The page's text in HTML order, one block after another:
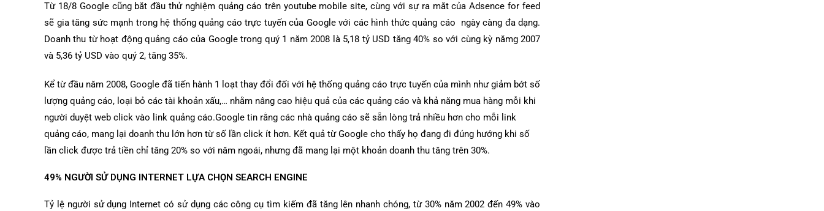
Từ 18/8 Google cũng bắt đầu thử nghiệm quảng cáo trên youtube mobile site, cùng với sự ra mắt của Adsence for feed
sẽ gia tăng sức mạnh trong hệ thống quảng cáo trực tuyến của Google với các hình thức quảng cáo ngày càng đa dạng.
Doanh thu từ hoạt động quảng cáo của Google trong quý 1 năm 2008 là 5,18 tỷ USD tăng 40% so với cùng kỳ nămg 2007
và 5,36 tỷ USD vào quý 2, tăng 35%.
Kể từ đầu năm 2008, Google đã tiến hành 1 loạt thay đổi đối với hệ thống quảng cáo trực tuyến của mình như giảm bớt số
lượng quảng cáo, loại bỏ các tài khoản xấu,… nhằm nâng cao hiệu quả của các quảng cáo và khả năng mua hàng mỗi khi
người duyệt web click vào link quảng cáo.Google tin rằng các nhà quảng cáo sẽ sẵn lòng trả nhiều hơn cho mỗi link
quảng cáo, mang lại doanh thu lớn hơn từ số lần click ít hơn. Kết quả từ Google cho thấy họ đang đi đúng hướng khi số
lần click được trả tiền chỉ tăng 20% so với năm ngoái, nhưng đã mang lại một khoản doanh thu tăng trên 30%.
49% NGƯỜI SỬ DỤNG INTERNET LỰA CHỌN SEARCH ENGINE
Tỷ lệ người sử dụng Internet có sử dụng các công cụ tìm kiếm đã tăng lên nhanh chóng, từ 30% năm 2002 đến 49% vào